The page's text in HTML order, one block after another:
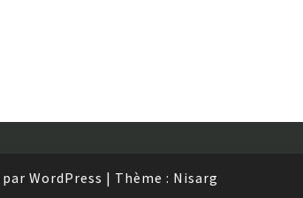
WordPress | Thème : Nisarg